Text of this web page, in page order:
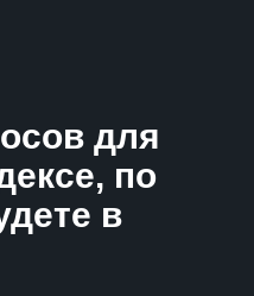
для
по
в